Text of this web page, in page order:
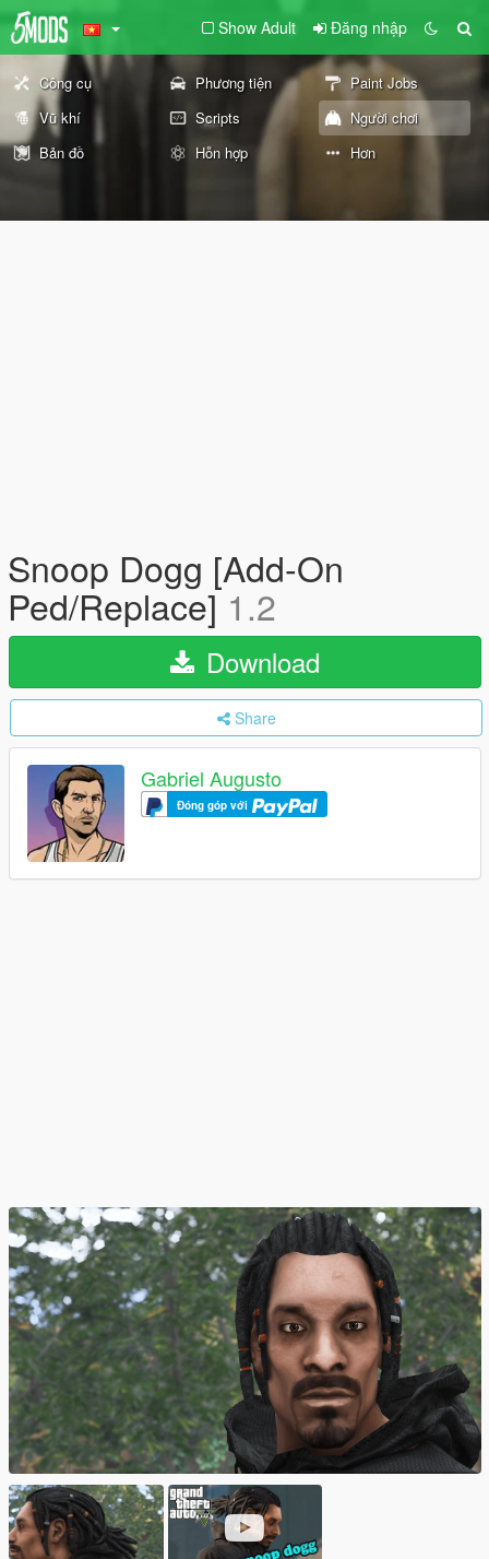
Show Adult Đăng nhập
Công cụ Phương tiện
Paint Jobs
Vũ khí
Scripts
Người chơi
Bản đồ
Hỗn hợp Hơn
Snoop Dogg [Add-On
Ped/Replace]1.2
Download
Share
Gabriel Augusto
Đóng góp với